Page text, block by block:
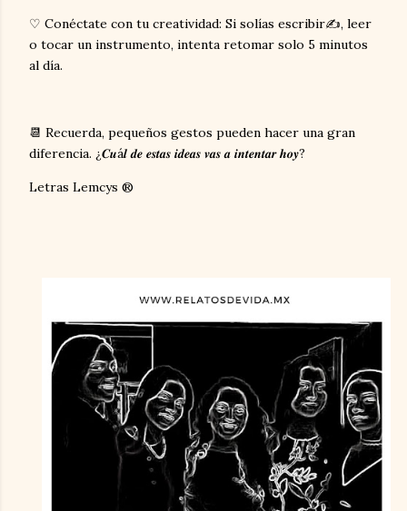
♡ Conéctate con tu creatividad: Si solías escribir✍, leer
o tocar un instrumento, intenta retomar solo 5 minutos
al día.
📆 Recuerda, pequeños gestos pueden hacer una gran
diferencia. ¿𝑪𝒖á𝒍 𝒅𝒆 𝒆𝒔𝒕𝒂𝒔 𝒊𝒅𝒆𝒂𝒔 𝒗𝒂𝒔 𝒂 𝒊𝒏𝒕𝒆𝒏𝒕𝒂𝒓 𝒉𝒐𝒚?
Letras Lemcys ®️